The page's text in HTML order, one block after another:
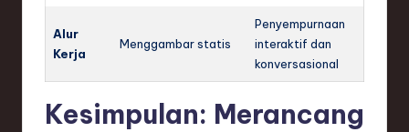
Alur
Kerja
Menggambar statis
Penyempurnaan
interaktif dan
konversasional
Kesimpulan: Merancang